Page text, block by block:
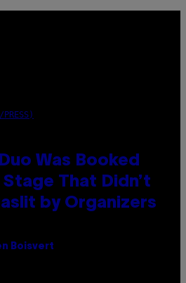
Was Booked
That Didn’t
by Organizers
Boisvert